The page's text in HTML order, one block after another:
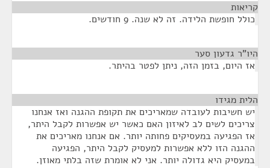
קריאות
כולל חופשת הלידה. זה לא שנה. 9 חודשים.
היו"ר גדעון סער
אז היום, בזמן הזה, ניתן לפטר בהיתר.
הלית מגידו
יש חשיבות לעובדה שמאריכים את תקופת ההגנה ואז אנחנו
צריכים לשים לב לאיזון האם כאשר יש אפשרות לקבל היתר,
אז הפגיעה במעסיקים פחותה יותר. אם אנחנו מאריכים את
ההגנה הזו ללא אפשרות למעסיק לקבל היתר, הפגיעה
במעסיק היא גדולה יותר. אני לא אומרת שזה בלתי מאוזן.